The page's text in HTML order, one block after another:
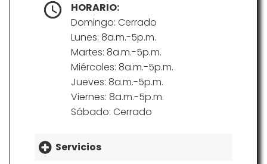
HORARIO:
Domingo: Cerrado
Lunes: 8a.m.-5p.m.
Martes: 8a.m.-5p.m.
Miércoles: 8a.m.-5p.m.
Jueves: 8a.m.-5p.m.
Viernes: 8a.m.-5p.m.
Sábado: Cerrado
Servicios